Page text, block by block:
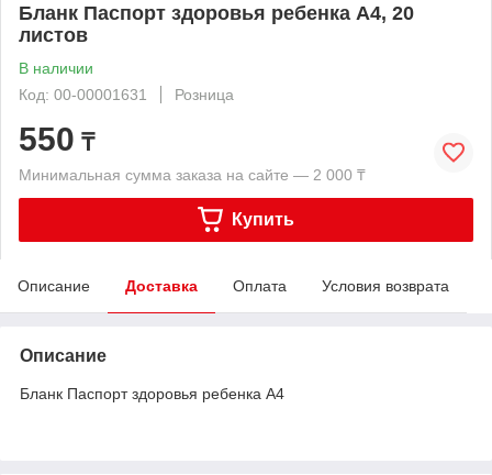
Бланк Паспорт здоровья ребенка А4, 20
листов
В наличии
Код: 00-00001631
Розница
550 ₸
Минимальная сумма заказа на сайте — 2 000 ₸
Купить
Описание Доставка Оплата Условия возврата
Описание
Бланк Паспорт здоровья ребенка А4